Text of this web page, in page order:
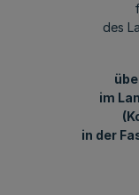
des
im
in der